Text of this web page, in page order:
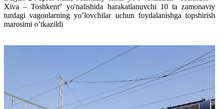
Xiva – Toshkent" yo'nalishida harakatlanuvchi 10 ta zamonaviy
turdagi vagonlarning yo’lovchilar uchun foydalanishga topshirish
marosimi o’tkazildi